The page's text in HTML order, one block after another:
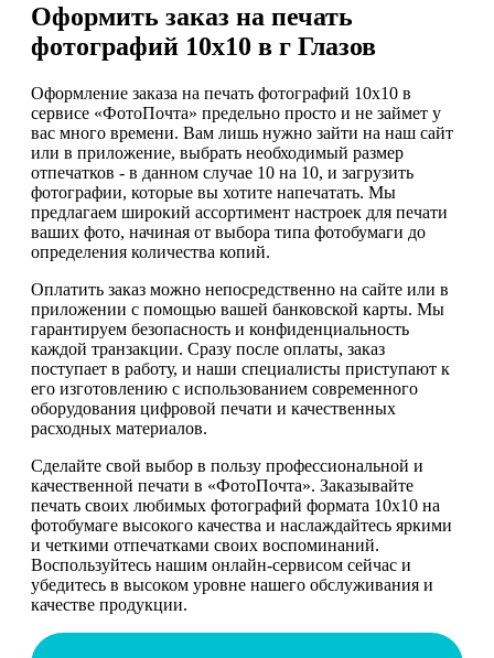
Оформить заказ на печать
фотографий 10х10 в г Глазов
Оформление заказа на печать фотографий 10х10 в
сервисе «ФотоПочта» предельно просто и не займет у
вас много времени. Вам лишь нужно зайти на наш сайт
или в приложение, выбрать необходимый размер
отпечатков - в данном случае 10 на 10, и загрузить
фотографии, которые вы хотите напечатать. Мы
предлагаем широкий ассортимент настроек для печати
ваших фото, начиная от выбора типа фотобумаги до
определения количества копий.
Оплатить заказ можно непосредственно на сайте или в
приложении с помощью вашей банковской карты. Мы
гарантируем безопасность и конфиденциальность
каждой транзакции. Сразу после оплаты, заказ
поступает в работу, и наши специалисты приступают к
его изготовлению с использованием современного
оборудования цифровой печати и качественных
расходных материалов.
Сделайте свой выбор в пользу профессиональной и
качественной печати в «ФотоПочта». Заказывайте
печать своих любимых фотографий формата 10х10 на
фотобумаге высокого качества и наслаждайтесь яркими
и четкими отпечатками своих воспоминаний.
Воспользуйтесь нашим онлайн-сервисом сейчас и
убедитесь в высоком уровне нашего обслуживания и
качестве продукции.